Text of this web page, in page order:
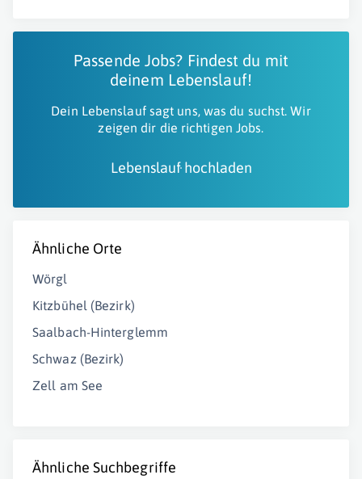
Passende Jobs? Findest du mit
deinem Lebenslauf!
Dein Lebenslauf sagt uns, was du suchst. Wir
zeigen dir die richtigen Jobs.
Lebenslauf hochladen
Ähnliche Orte
Wörgl
Kitzbühel (Bezirk)
Saalbach-Hinterglemm
Schwaz (Bezirk)
Zell am See
Ähnliche Suchbegriffe